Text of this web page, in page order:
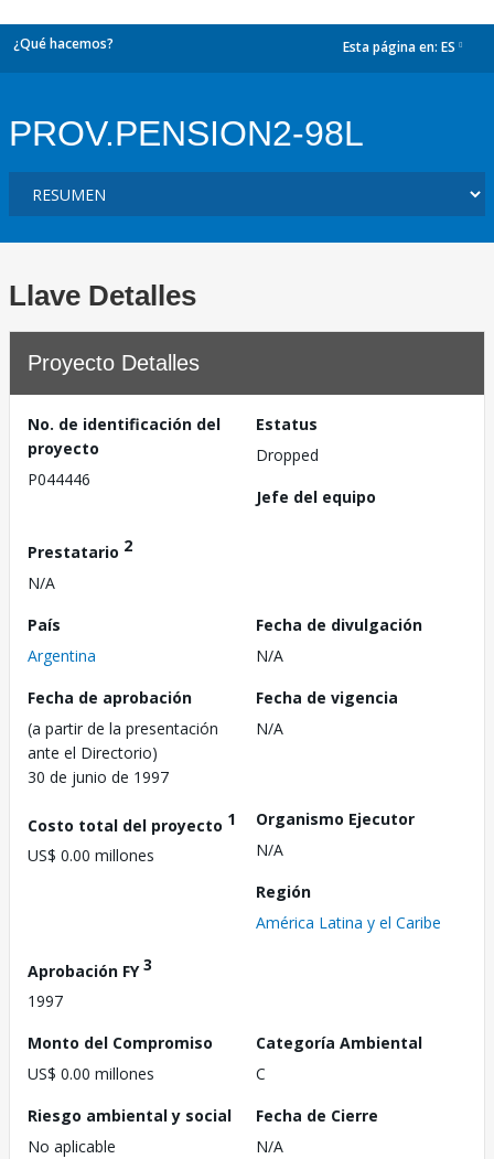
¿Qué hacemos? Esta página en: ES
PROV.PENSION2-98L
Llave Detalles
Proyecto Detalles
No. de identificación del
proyecto
P044446
Estatus
Dropped
Jefe del equipo
Prestatario 2
N/A
País
Argentina
Fecha de divulgación
N/A
Fecha de aprobación
(a partir de la presentación
ante el Directorio)
30 de junio de 1997
Fecha de vigencia
N/A
Costo total del proyecto 1
US$ 0.00 millones
Organismo Ejecutor
N/A
Región
América Latina y el Caribe
Aprobación FY3
1997
Monto del Compromiso
US$ 0.00 millones
Categoría Ambiental
C
Riesgo ambiental y social
No aplicable
Fecha de Cierre
N/A